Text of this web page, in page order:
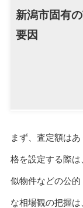
新潟市固有
要因
まず、査定額は
格を設定する際
似物件などの公
な相場観の把握